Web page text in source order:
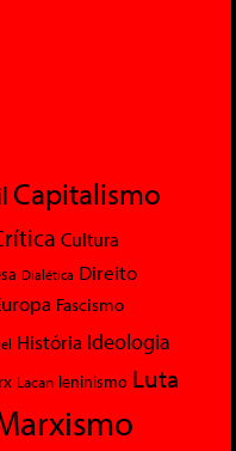
Capitalismo
Cultura
Dialética Direito
Fascismo
História Ideologia
Lacan leninismo Luta